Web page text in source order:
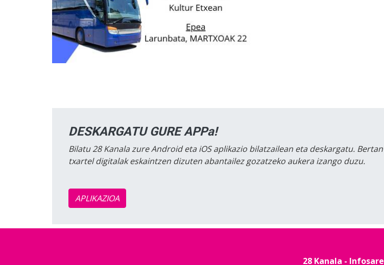
DESKARGATU GURE APPa!
Bilatu 28 Kanala zure Android eta iOS aplikazio bilatzailean eta deskargatu. Bertan
txartel digitalak eskaintzen dizuten abantailez gozatzeko aukera izango duzu.
APLIKAZIOA
28 Kanala - Infosare